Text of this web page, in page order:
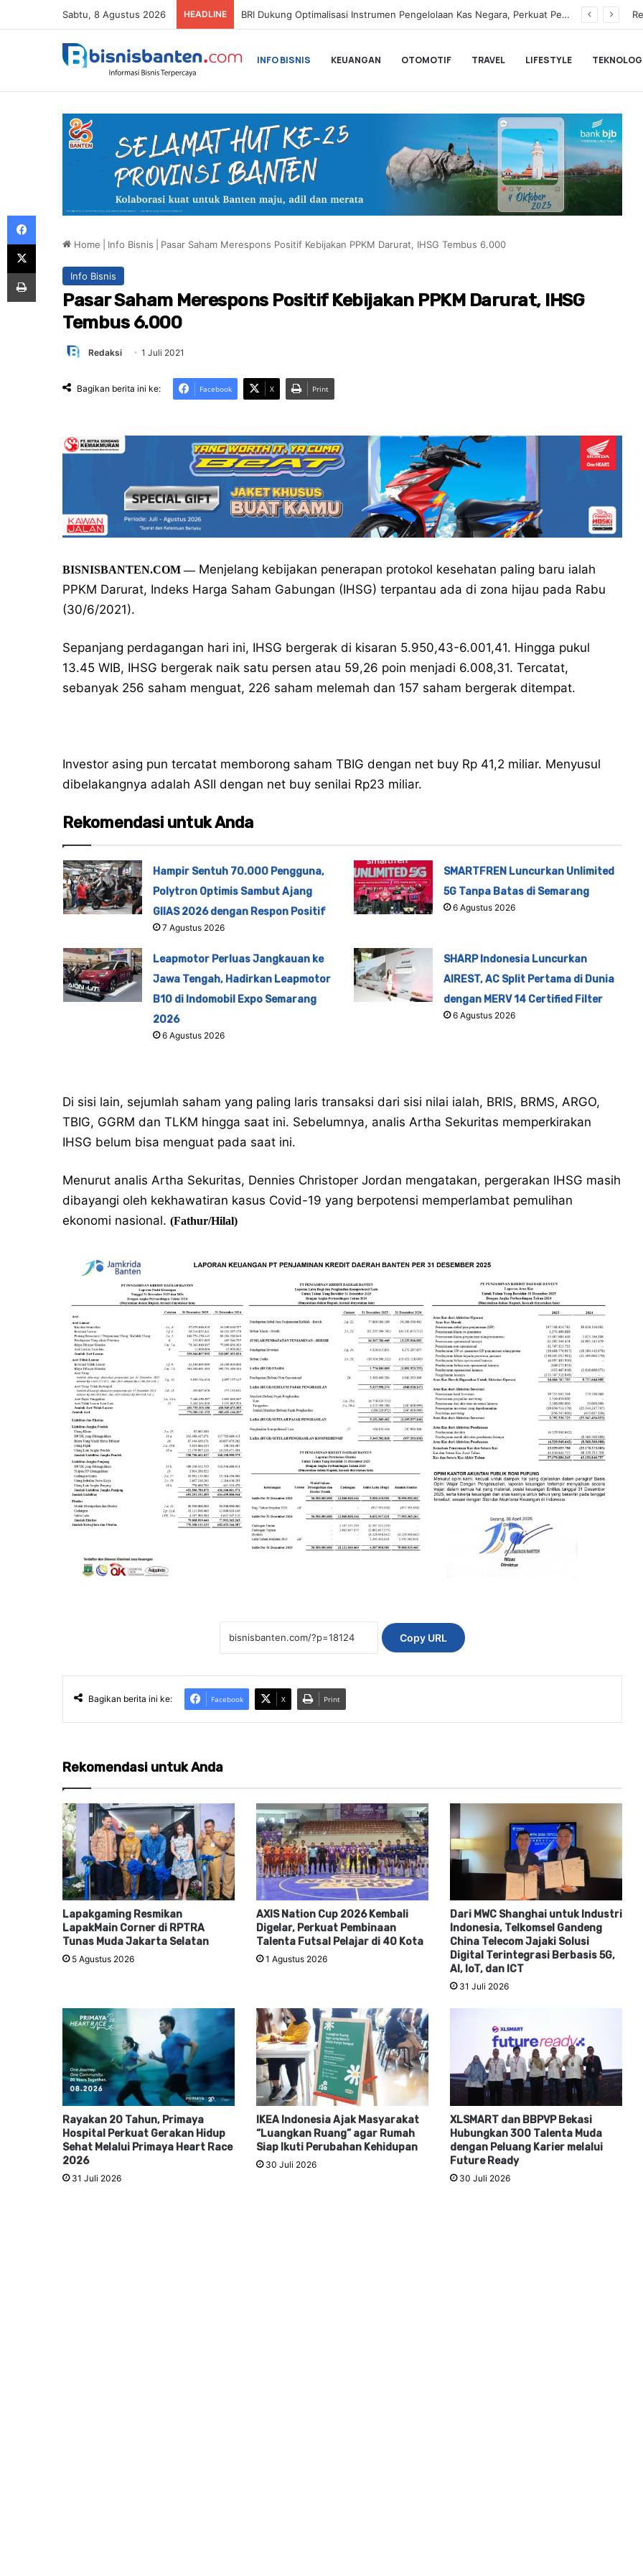
Sabtu, 8 Agustus 2026 HEADLINE Hampir Sentuh 70.000 Pengguna, Polytron Optimis Sambut Ajang GIIAS 2026 dengan Respon Positif
INFO BISNIS KEUANGAN OTOMOTIF TRAVEL LIFESTYLE
Home Info Bisnis Pasar Saham Merespons Positif Kebijakan PPKM Darurat, IHSG Tembus 6.000
Info Bisnis
Pasar Saham Merespons Positif Kebijakan PPKM Darurat, IHSG
Tembus 6.000
Redaksi 1 Juli 2021
Bagikan berita ini ke: Facebook X Print
BISNISBANTEN.COM —Menjelang kebijakan penerapan protokol kesehatan paling baru ialah
PPKM Darurat, Indeks Harga Saham Gabungan (IHSG) terpantau ada di zona hijau pada Rabu
(30/6/2021).
Sepanjang perdagangan hari ini, IHSG bergerak di kisaran 5.950,43-6.001,41. Hingga pukul
13.45 WIB, IHSG bergerak naik satu persen atau 59,26 poin menjadi 6.008,31. Tercatat,
sebanyak 256 saham menguat, 226 saham melemah dan 157 saham bergerak ditempat.
Investor asing pun tercatat memborong saham TBIG dengan net buy Rp 41,2 miliar. Menyusul
dibelakangnya adalah ASII dengan net buy senilai Rp23 miliar.
Rekomendasi untuk Anda
Hampir Sentuh 70.000 Pengguna,
Polytron Optimis Sambut Ajang
GIIAS 2026 dengan Respon Positif
7 Agustus 2026
SMARTFREN Luncurkan Unlimited
5G Tanpa Batas di Semarang
6 Agustus 2026
Leapmotor Perluas Jangkauan ke
Jawa Tengah, Hadirkan Leapmotor
B10 di Indomobil Expo Semarang
2026
6 Agustus 2026
SHARP Indonesia Luncurkan
AIREST, AC Split Pertama di Dunia
dengan MERV 14 Certified Filter
6 Agustus 2026
Di sisi lain, sejumlah saham yang paling laris transaksi dari sisi nilai ialah, BRIS, BRMS, ARGO,
TBIG, GGRM dan TLKM hingga saat ini. Sebelumnya, analis Artha Sekuritas memperkirakan
IHSG belum bisa menguat pada saat ini.
Menurut analis Artha Sekuritas, Dennies Christoper Jordan mengatakan, pergerakan IHSG masih
dibayangi oleh kekhawatiran kasus Covid-19 yang berpotensi memperlambat pemulihan
ekonomi nasional. (Fathur/Hilal)
Copy URL
Bagikan berita ini ke: Facebook X Print
Rekomendasi untuk Anda
Lapakgaming Resmikan
LapakMain Corner di RPTRA
Tunas Muda Jakarta Selatan
5 Agustus 2026
AXIS Nation Cup 2026 Kembali
Digelar, Perkuat Pembinaan
Talenta Futsal Pelajar di 40 Kota
1 Agustus 2026
Dari MWC Shanghai untuk Industri
Indonesia, Telkomsel Gandeng
China Telecom Jajaki Solusi
Digital Terintegrasi Berbasis 5G,
AI, IoT, dan ICT
31 Juli 2026
Rayakan 20 Tahun, Primaya
Hospital Perkuat Gerakan Hidup
Sehat Melalui Primaya Heart Race
2026
31 Juli 2026
IKEA Indonesia Ajak Masyarakat
“Luangkan Ruang” agar Rumah
Siap Ikuti Perubahan Kehidupan
30 Juli 2026
XLSMART dan BBPVP Bekasi
Hubungkan 300 Talenta Muda
dengan Peluang Karier melalui
Future Ready
30 Juli 2026
Facebook